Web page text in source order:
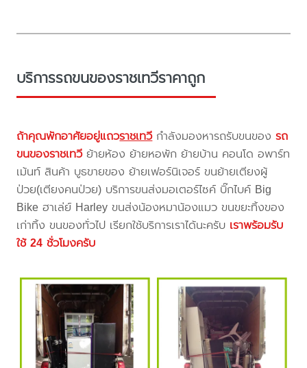
บริการรถขนของราชเทวีราคาถูก
ถ้าคุณพักอาศัยอยู่แถวราชเทวีกำลังมองหารถรับขนของรถ
ขนของราชเทวีย้ายห้อง ย้ายหอพัก ย้ายบ้าน คอนโด อพาร์ท
เม้นท์ สินค้า บูธขายของ ย้ายเฟอร์นิเจอร์ ขนย้ายเตียงผู้
ป่วย(เตียงคนป่วย) บริการขนส่งมอเตอร์ไซค์ บิ๊กไบค์ Big
Bike ฮาเล่ย์ Harley ขนส่งน้องหมาน้องแมว ขนขยะทิ้งของ
เก่าทิ้ง ขนของทั่วไป เรียกใช้บริการเราได้นะครับ เราพร้อมรับ
ใช้ 24 ชั่วโมงครับ